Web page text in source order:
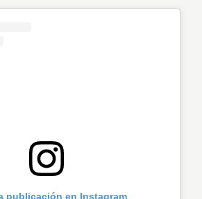
publicación en Instagram